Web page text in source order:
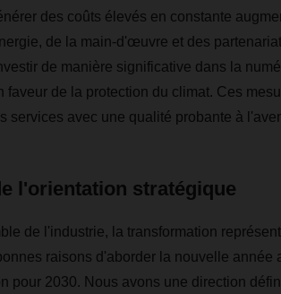
des coûts élevés en constante
de la main-d'œuvre et des
de manière significative dans la
faveur de la protection du climat. Ces
services avec une qualité probante à
l'orientation stratégique
de l'industrie, la transformation
raisons d'aborder la nouvelle année
pour 2030. Nous avons une direction